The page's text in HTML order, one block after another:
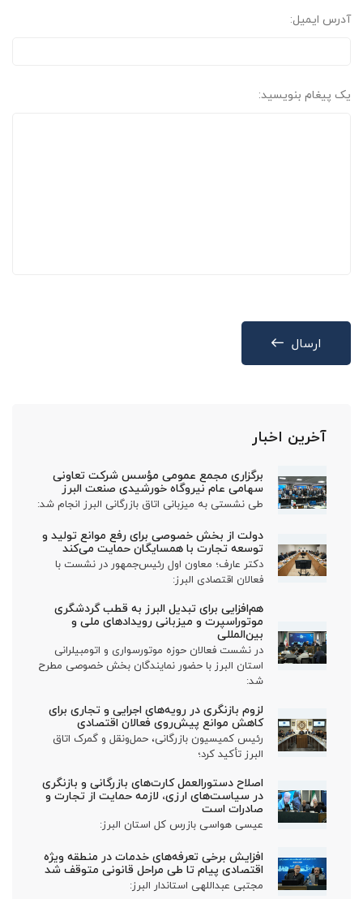
آدرس ایمیل:
یک پیغام بنویسید:
ارسال
آخرین اخبار
برگزاری مجمع عمومی مؤسس شرکت تعاونی
سهامی عام نیروگاه خورشیدی صنعت البرز
طی نشستی به میزبانی اتاق بازرگانی البرز انجام شد:
دولت از بخش خصوصی برای رفع موانع تولید و
توسعه تجارت با همسایگان حمایت می‌کند
دکتر عارف؛ معاون اول رئیس‌جمهور در نشست با
فعالان اقتصادی البرز:
هم‌افزایی برای تبدیل البرز به قطب گردشگری
موتوراسپرت و میزبانی رویدادهای ملی و
بین‌المللی
در نشست فعالان حوزه موتورسواری و اتومبیلرانی
استان البرز با حضور نمایندگان بخش خصوصی مطرح
شد:
لزوم بازنگری در رویه‌های اجرایی و تجاری برای
کاهش موانع پیش‌روی فعالان اقتصادی
رئیس کمیسیون بازرگانی، حمل‌ونقل و گمرک اتاق
البرز تأکید کرد؛
اصلاح دستورالعمل کارت‌های بازرگانی و بازنگری
در سیاست‌های ارزی، لازمه حمایت از تجارت و
صادرات است
عیسی هواسی بازرس کل استان البرز:
افزایش برخی تعرفه‌های خدمات در منطقه ویژه
اقتصادی پیام تا طی مراحل قانونی متوقف شد
مجتبی عبداللهی استاندار البرز: